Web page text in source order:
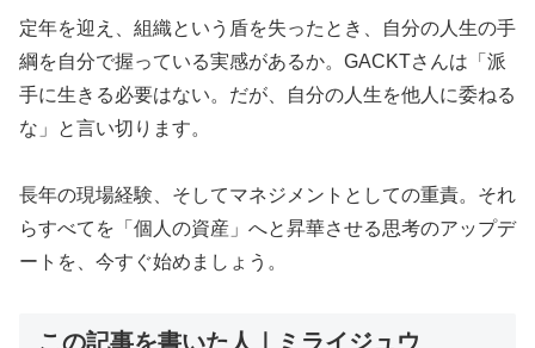
定年を迎え、組織という盾を失ったとき、自分の人生の手
綱を自分で握っている実感があるか。GACKTさんは「派
手に生きる必要はない。だが、自分の人生を他人に委ねる
な」と言い切ります。
長年の現場経験、そしてマネジメントとしての重責。それ
らすべてを「個人の資産」へと昇華させる思考のアップデ
ートを、今すぐ始めましょう。
この記事を書いた人｜ミライジュウ